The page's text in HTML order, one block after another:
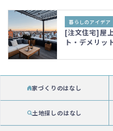
暮らしのアイデア
[注文住宅]屋
ト・デメリッ
家づくりのはなし
土地探しのはなし